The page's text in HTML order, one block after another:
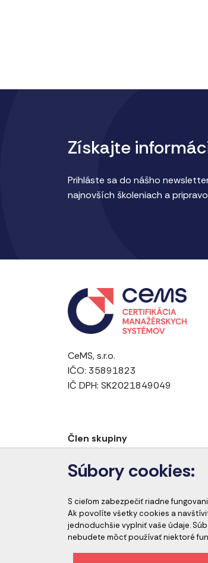
Získajte
Prihláste sa do nášho
najnovších školeniach a
CeMS, s.r.o.
IČO: 35891823
IČ DPH: SK2021849049
Člen skupiny
Etický kódex spoločnosti
Súbory cookies:
S cieľom zabezpečiť riadne
Ak povolíte všetky cookies a
jednoduchšie vyplniť vaše údaje.
nebudete môcť používať niektoré